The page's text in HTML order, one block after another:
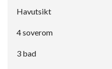
Havutsikt
4 soverom
3 bad